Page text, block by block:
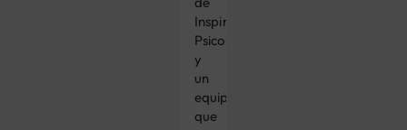
Inspira
Psicología
y
un
equipo
que